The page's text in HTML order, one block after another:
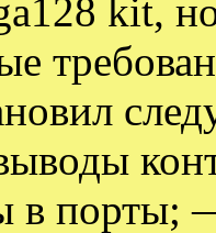
kit,
в порты;